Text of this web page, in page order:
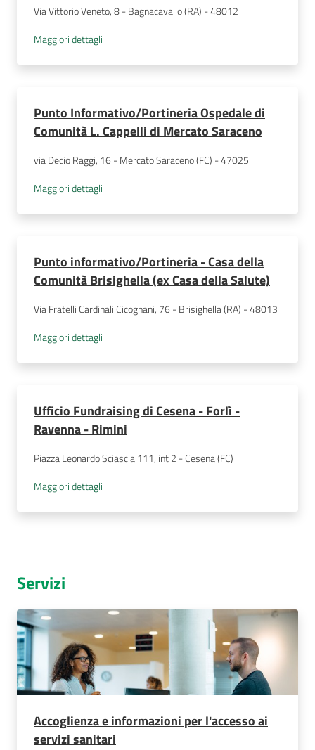
Via Vittorio Veneto, 8 - Bagnacavallo (RA) - 48012
Maggiori dettagli
Punto Informativo/Portineria Ospedale di
Comunità L. Cappelli di Mercato Saraceno
via Decio Raggi, 16 - Mercato Saraceno (FC) - 47025
Maggiori dettagli
Punto informativo/Portineria - Casa della
Comunità Brisighella (ex Casa della Salute)
Via Fratelli Cardinali Cicognani, 76 - Brisighella (RA) - 48013
Maggiori dettagli
Ufficio Fundraising di Cesena - Forlì -
Ravenna - Rimini
Piazza Leonardo Sciascia 111, int 2 - Cesena (FC)
Maggiori dettagli
Servizi
Accoglienza e informazioni per l'accesso ai
servizi sanitari